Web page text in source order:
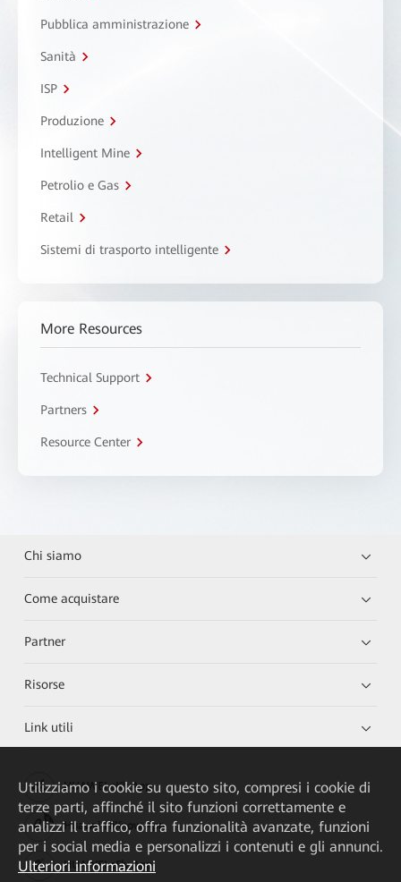
Pubblica amministrazione
Sanità
ISP
Produzione
Intelligent Mine
Petrolio e Gas
Retail
Sistemi di trasporto intelligente
More Resources
Technical Support
Partners
Resource Center
Chi siamo
Come acquistare
Partner
Risorse
Link utili
HUAWEI eKit App
Huawei HiKnow App
HUAWEI eFly App
Utilizziamo i cookie su questo sito, compresi i cookie di
terze parti, affinché il sito funzioni correttamente e
analizzi il traffico, offra funzionalità avanzate, funzioni
per i social media e personalizzi i contenuti e gli annunci.
Ulteriori informazioni